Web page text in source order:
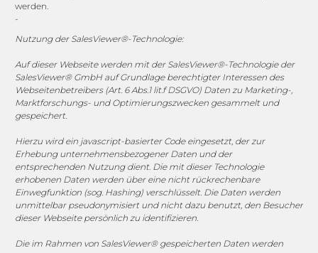
werden.
-
Nutzung der SalesViewer®-Technologie:
Auf dieser Webseite werden mit der SalesViewer®-Technologie der
SalesViewer® GmbH auf Grundlage berechtigter Interessen des
Webseitenbetreibers (Art. 6 Abs.1 lit.f DSGVO) Daten zu Marketing-,
Marktforschungs- und Optimierungszwecken gesammelt und
gespeichert.
Hierzu wird ein javascript-basierter Code eingesetzt, der zur
Erhebung unternehmensbezogener Daten und der
entsprechenden Nutzung dient. Die mit dieser Technologie
erhobenen Daten werden über eine nicht rückrechenbare
Einwegfunktion (sog. Hashing) verschlüsselt. Die Daten werden
unmittelbar pseudonymisiert und nicht dazu benutzt, den Besucher
dieser Webseite persönlich zu identifizieren.
Die im Rahmen von SalesViewer® gespeicherten Daten werden
Mo. - Do. 08:00 - 17:00 Uhr
Fr. 08:00 - 15:00 Uhr
Sponsoring
1. FC Monheim
COOKIE-RICHTLINIE (EU)
© 2025 MEGASOFT® IT GmbH & Co. KG |